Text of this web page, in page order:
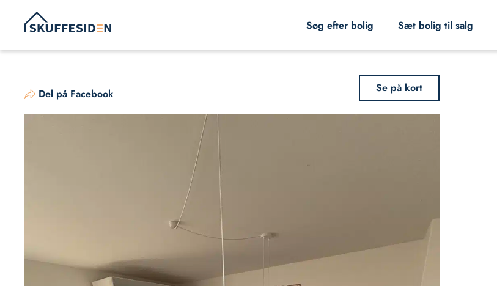
indhold
Søg efter bolig Sæt bolig til salg
Del på Facebook Se på kort